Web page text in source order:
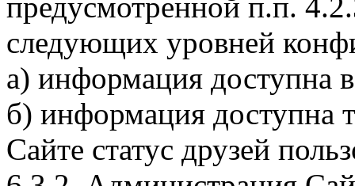
следующих уровней
а) информация доступна
б) информация
Сайте статус друзей